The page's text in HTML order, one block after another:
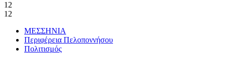
12
12
ΜΕΣΣΗΝΙΑ
Περιφέρεια Πελοποννήσου
Πολιτισμός